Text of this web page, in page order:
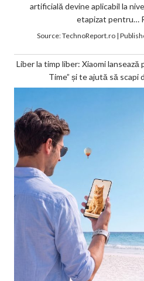
artificială devine aplicabil la
etapizat pentru…
Source:TechnoReport.ro|
Liber la timp liber: Xiaomi lansează
Time” și te ajută să scapi